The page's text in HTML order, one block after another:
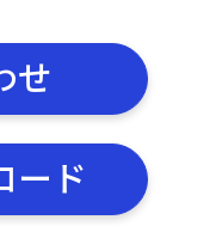
せ
ード